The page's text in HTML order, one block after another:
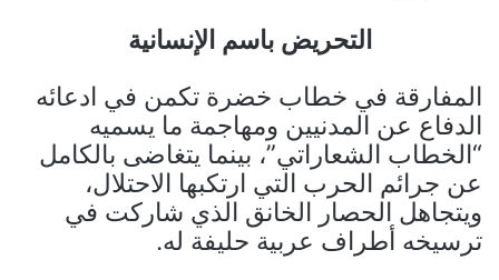
التحريض باسم الإنسانية
المفارقة في خطاب خضرة تكمن في ادعائه
الدفاع عن المدنيين ومهاجمة ما يسميه
“الخطاب الشعاراتي”، بينما يتغاضى بالكامل
عن جرائم الحرب التي ارتكبها الاحتلال،
ويتجاهل الحصار الخانق الذي شاركت في
ترسيخه أطراف عربية حليفة له.